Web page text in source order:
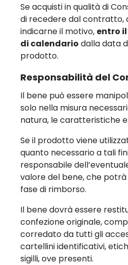
Se acquisti in qualità di
di recedere dal contratto,
indicarne il motivo, entro
di calendario dalla data
prodotto.
Responsabilità del
Il bene può essere
solo nella misura
natura, le caratteristiche
Se il prodotto viene
quanto necessario a tali
responsabile
valore del bene, che
fase di rimborso.
Il bene dovrà essere
confezione originale,
corredato da tutti gli
cartellini identificativi,
sigilli, ove presenti.